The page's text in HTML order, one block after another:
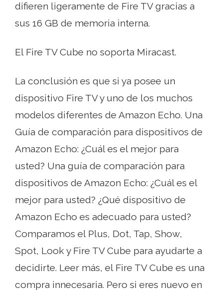
difieren ligeramente de Fire TV gracias a
sus 16 GB de memoria interna.
El Fire TV Cube no soporta Miracast.
La conclusión es que si ya posee un
dispositivo Fire TV y uno de los muchos
modelos diferentes de Amazon Echo. Una
Guía de comparación para dispositivos de
Amazon Echo: ¿Cuál es el mejor para
usted? Una guía de comparación para
dispositivos de Amazon Echo: ¿Cuál es el
mejor para usted? ¿Qué dispositivo de
Amazon Echo es adecuado para usted?
Comparamos el Plus, Dot, Tap, Show,
Spot, Look y Fire TV Cube para ayudarte a
decidirte. Leer más, el Fire TV Cube es una
compra innecesaria. Pero si eres nuevo en